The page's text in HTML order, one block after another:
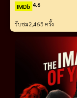
IMDb 4.6
รับชม2,465 ครั้ง